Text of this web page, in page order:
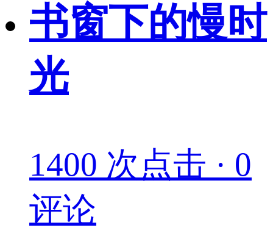
书窗下的慢时
光
1400 次点击 · 0
评论